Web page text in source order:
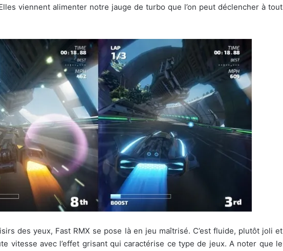
viennent alimenter notre jauge de turbo que l’on peut déclencher à tout
des yeux, Fast RMX se pose là en jeu maîtrisé. C’est fluide, plutôt joli et
vitesse avec l’effet grisant qui caractérise ce type de jeux. A noter que le